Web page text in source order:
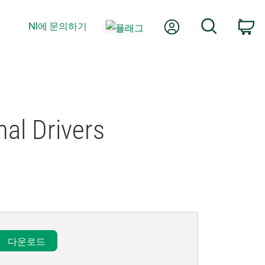
NI에 문의하기 내 계정
Drivers
다운로드​